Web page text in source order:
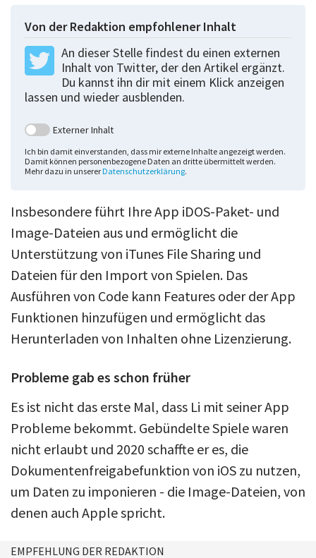
Von der Redaktion empfohlener Inhalt
An dieser Stelle findest du einen externen
Inhalt von Twitter, der den Artikel ergänzt.
Du kannst ihn dir mit einem Klick anzeigen
lassen und wieder ausblenden.
Externer Inhalt
Ich bin damit einverstanden, dass mir externe Inhalte angezeigt werden.
Damit können personenbezogene Daten an dritte übermittelt werden.
Mehr dazu in unserer Datenschutzerklärung.
Insbesondere führt Ihre App iDOS-Paket- und
Image-Dateien aus und ermöglicht die
Unterstützung von iTunes File Sharing und
Dateien für den Import von Spielen. Das
Ausführen von Code kann Features oder der App
Funktionen hinzufügen und ermöglicht das
Herunterladen von Inhalten ohne Lizenzierung.
Probleme gab es schon früher
Es ist nicht das erste Mal, dass Li mit seiner App
Probleme bekommt. Gebündelte Spiele waren
nicht erlaubt und 2020 schaffte er es, die
Dokumentenfreigabefunktion von iOS zu nutzen,
um Daten zu imponieren - die Image-Dateien, von
denen auch Apple spricht.
EMPFEHLUNG DER REDAKTION